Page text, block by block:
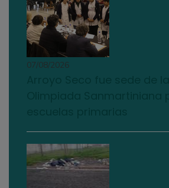
07/08/2026